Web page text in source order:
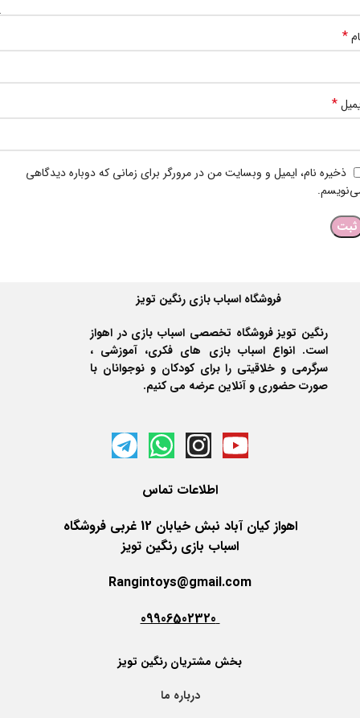
*
*
ذخیره نام، ایمیل و وبسایت من در مرورگر برای زمانی که دوباره دیدگاهی
فروشگاه اسباب بازی رنگین تویز
رنگین تویز فروشگاه تخصصی اسباب بازی در اهواز
است. انواع اسباب بازی های فکری، آموزشی ،
سرگرمی و خلاقیتی را برای کودکان و نوجوانان با
صورت حضوری و آنلاین عرضه می کنیم.
اطلاعات تماس
اهواز کیان آباد نبش خیابان 12 غربی فروشگاه
اسباب بازی رنگین تویز
Rangintoys@gmail.com
09906502320
بخش مشتریان رنگین تویز
درباره ما